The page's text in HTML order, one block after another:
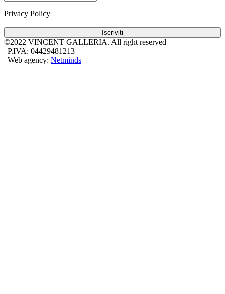
Privacy Policy
Iscriviti
©2022 VINCENT GALLERIA. All right reserved
P.IVA: 04429481213
Web agency: Netminds